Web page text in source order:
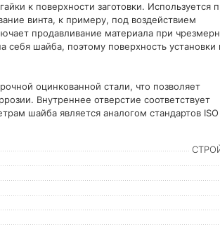
к поверхности заготовки. Используется
винта, к примеру, под воздействием
продавливание материала при
себя шайба, поэтому поверхность установки
оцинкованной стали, что позволяет
Внутреннее отверстие соответствует
шайба является аналогом стандартов